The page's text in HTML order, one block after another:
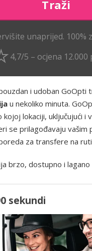
unaprijed. 100%
4,7/5 – ocjena
i udoban GoOpti
u nekoliko minuta.
kojoj lokaciji, uključujući i
se prilagođavaju vašim
za transfere na ruti
brzo, dostupno i
sekundi